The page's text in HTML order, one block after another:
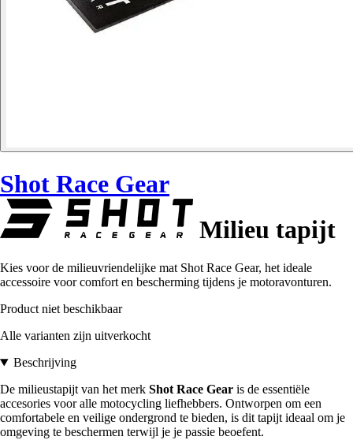
Shot Race Gear
Milieu tapijt
Kies voor de milieuvriendelijke mat Shot Race Gear, het ideale
accessoire voor comfort en bescherming tijdens je motoravonturen.
Product niet beschikbaar
Alle varianten zijn uitverkocht
Beschrijving
De milieustapijt van het merk Shot Race Gear is de essentiële
accesories voor alle motocycling liefhebbers. Ontworpen om een
comfortabele en veilige ondergrond te bieden, is dit tapijt ideaal om je
omgeving te beschermen terwijl je je passie beoefent.